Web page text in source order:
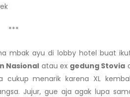
***
mbak ayu di lobby hotel buat
Nasional atau ex gedung Stovia
cukup menarik karena XL
Jujur, gue aja agak lupa